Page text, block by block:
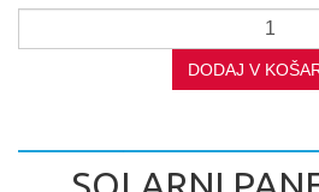
DODAJ V